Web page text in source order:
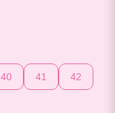
40 41 42